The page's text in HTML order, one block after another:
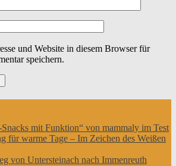
und Website in diesem Browser für
speichern.
mit Funktion“ von mammaly im Test
für warme Tage – Im Zeichen des Weißen
von Untersteinach nach Immenreuth